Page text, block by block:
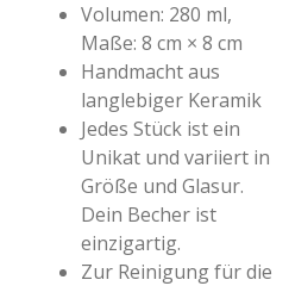
Volumen: 280 ml,
Maße: 8 cm × 8 cm
Handmacht aus
langlebiger Keramik
Jedes Stück ist ein
Unikat und variiert in
Größe und Glasur.
Dein Becher ist
einzigartig.
Zur Reinigung für die